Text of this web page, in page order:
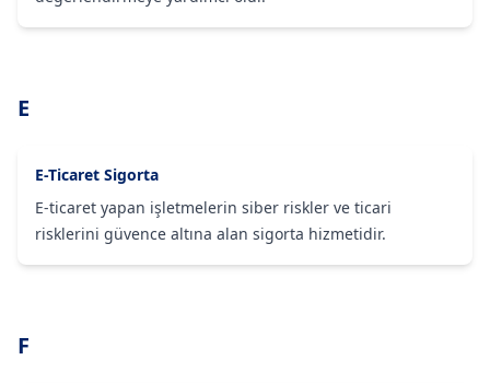
E
E-Ticaret Sigorta
E-ticaret yapan işletmelerin siber riskler ve ticari
risklerini güvence altına alan sigorta hizmetidir.
F